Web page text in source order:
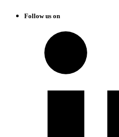
Follow us on